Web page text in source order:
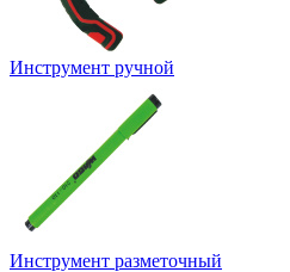
Инструмент ручной
Инструмент разметочный